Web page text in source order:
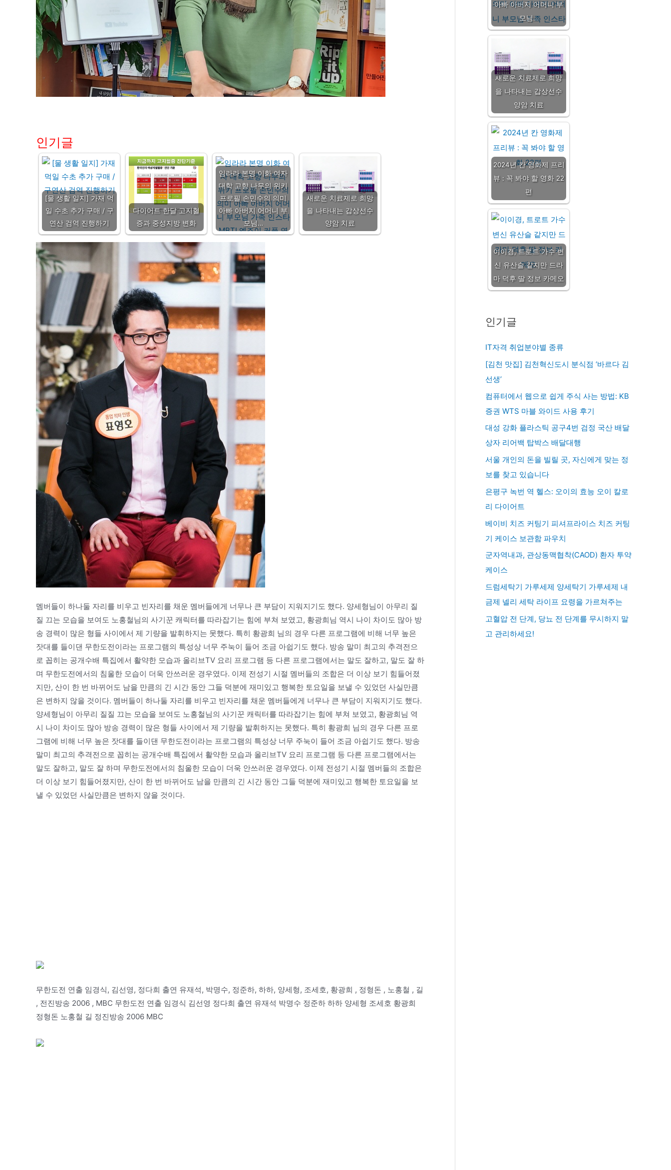
인기글
[물 생활 일지] 가재 먹
일 수초 추가 구매 / 구
연산 검역 진행하기
다이어트 한달 고지혈
증과 중성지방 변화
임라라 본명 이화 여자
대학 고향 나무의 위키
프로필 손민수의 의미
아빠 아버지 어머니 부
모님…
새로운 치료제로 희망
을 나타내는 갑상선수
양암 치료
멤버들이 하나둘 자리를 비우고 빈자리를 채운 멤버들에게 너무나 큰 부담이 지워지기도 했다. 양세형님이 아무리 질
질 끄는 모습을 보여도 노홍철님의 사기꾼 캐릭터를 따라잡기는 힘에 부쳐 보였고, 황광희님 역시 나이 차이도 많아 방
송 경력이 많은 형들 사이에서 제 기량을 발휘하지는 못했다. 특히 황광희 님의 경우 다른 프로그램에 비해 너무 높은
잣대를 들이댄 무한도전이라는 프로그램의 특성상 너무 주눅이 들어 조금 아쉽기도 했다. 방송 말미 최고의 추격전으
로 꼽히는 공개수배 특집에서 활약한 모습과 올리브TV 요리 프로그램 등 다른 프로그램에서는 말도 잘하고, 말도 잘 하
며 무한도전에서의 침울한 모습이 더욱 안쓰러운 경우였다. 이제 전성기 시절 멤버들의 조합은 더 이상 보기 힘들어졌
지만, 산이 한 번 바뀌어도 남을 만큼의 긴 시간 동안 그들 덕분에 재미있고 행복한 토요일을 보낼 수 있었던 사실만큼
은 변하지 않을 것이다. 멤버들이 하나둘 자리를 비우고 빈자리를 채운 멤버들에게 너무나 큰 부담이 지워지기도 했다.
양세형님이 아무리 질질 끄는 모습을 보여도 노홍철님의 사기꾼 캐릭터를 따라잡기는 힘에 부쳐 보였고, 황광희님 역
시 나이 차이도 많아 방송 경력이 많은 형들 사이에서 제 기량을 발휘하지는 못했다. 특히 황광희 님의 경우 다른 프로
그램에 비해 너무 높은 잣대를 들이댄 무한도전이라는 프로그램의 특성상 너무 주눅이 들어 조금 아쉽기도 했다. 방송
말미 최고의 추격전으로 꼽히는 공개수배 특집에서 활약한 모습과 올리브TV 요리 프로그램 등 다른 프로그램에서는
말도 잘하고, 말도 잘 하며 무한도전에서의 침울한 모습이 더욱 안쓰러운 경우였다. 이제 전성기 시절 멤버들의 조합은
더 이상 보기 힘들어졌지만, 산이 한 번 바뀌어도 남을 만큼의 긴 시간 동안 그들 덕분에 재미있고 행복한 토요일을 보
낼 수 있었던 사실만큼은 변하지 않을 것이다.
무한도전 연출 임경식, 김선영, 정다희 출연 유재석, 박명수, 정준하, 하하, 양세형, 조세호, 황광희 , 정형돈 , 노홍철 , 길
, 전진방송 2006 , MBC 무한도전 연출 임경식 김선영 정다희 출연 유재석 박명수 정준하 하하 양세형 조세호 황광희
정형돈 노홍철 길 정진방송 2006 MBC
아빠 아버지 어머니 부
모님…
새로운 치료제로 희망
을 나타내는 갑상선수
양암 치료
2024년 칸 영화제 프리
뷰 : 꼭 봐야 할 영화 22
편
이이경, 트로트 가수 변
신 유산슬 같지만 드라
마 덕후 딸 정보 카메오
인기글
IT자격 취업분야별 종류
[김천 맛집] 김천혁신도시 분식점 ‘바르다 김
선생’
컴퓨터에서 웹으로 쉽게 주식 사는 방법: KB
증권 WTS 마블 와이드 사용 후기
대성 강화 플라스틱 공구4번 검정 국산 배달
상자 리어백 탑박스 배달대행
서울 개인의 돈을 빌릴 곳, 자신에게 맞는 정
보를 찾고 있습니다
은평구 녹번 역 헬스: 오이의 효능 오이 칼로
리 다이어트
베이비 치즈 커팅기 피셔프라이스 치즈 커팅
기 케이스 보관함 파우치
군자역내과, 관상동맥협착(CAOD) 환자 투약
케이스
드럼세탁기 가루세제 양세탁기 가루세제 내
금제 넬리 세탁 라이프 요령을 가르쳐주는
고혈압 전 단계, 당뇨 전 단계를 무시하지 말
고 관리하세요!